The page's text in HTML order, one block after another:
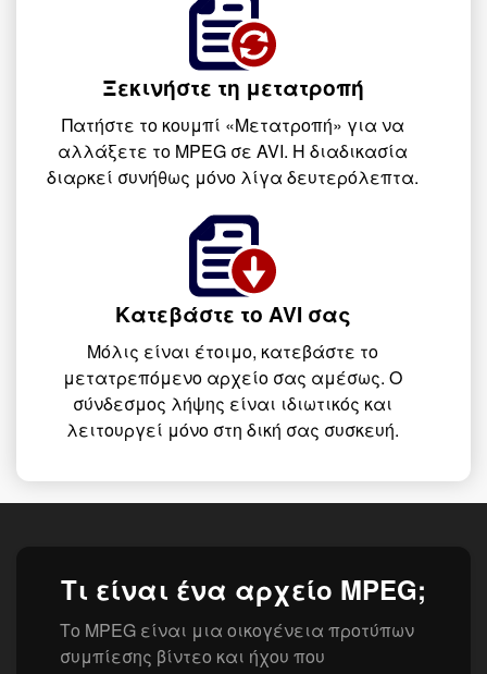
Ξεκινήστε τη μετατροπή
Πατήστε το κουμπί «Μετατροπή» για να
αλλάξετε το MPEG σε AVI. Η διαδικασία
διαρκεί συνήθως μόνο λίγα δευτερόλεπτα.
Κατεβάστε το AVI σας
Μόλις είναι έτοιμο, κατεβάστε το
μετατρεπόμενο αρχείο σας αμέσως. Ο
σύνδεσμος λήψης είναι ιδιωτικός και
λειτουργεί μόνο στη δική σας συσκευή.
Τι είναι ένα αρχείο MPEG;
Το MPEG είναι μια οικογένεια προτύπων
συμπίεσης βίντεο και ήχου που